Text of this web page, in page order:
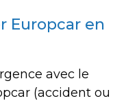
Europcar en
avec le
(accident ou